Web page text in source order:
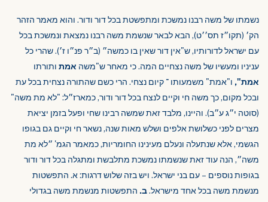
נשמתו של משה רבנו נמשכת ומתפשטת בכל דור ודור. והוא מאמר הזהר
הק׳ (תקו״ז תס׳׳ט), הבא לבאר שנשמת משה רבנו נמצאת ונמשכת בכל
עם ישראל לדורותיו, ש"אין דור שאין בו כמשה״ (ב״ר פנ״ו ז׳). שהרי כל
עניניו ומעשיו של משה נצחיים המה. כי מאחר ש"משה אמת ותורתו
אמת", ו"אמת" משמעותו ־ קיום נצחי. הרי כשם שהתורה נצחית בכל עת
ובכל מקום, כך משה חי וקיים לנצח בכל דור ודור, כמארז״ל: "לא מת משה"
(סוטה י״ג ע״ב). והיינו, מלבד זאת שמשה רבינו שחי ופעל בזמן יציאת
מצרים לפני כשלושת אלפים ושלש מאות שנה, נשאר חי וקיים גם בגופו
הגשמי, אלא שנתעלה ונעלם מעינינו החומריות, כמאמר הגמ' ״לא מת
משה״, הנה עוד זאת שנשמתו נמשכת מתלבשת ומתגלה בכל דור ודור
בגופות נוספים – עם בני ישראל. ויש בזה שלוש דרגות: א. התפשטות
מנשמת משה בכל אחד מישראל.ב. התפשטות מנשמת משה בגדולי